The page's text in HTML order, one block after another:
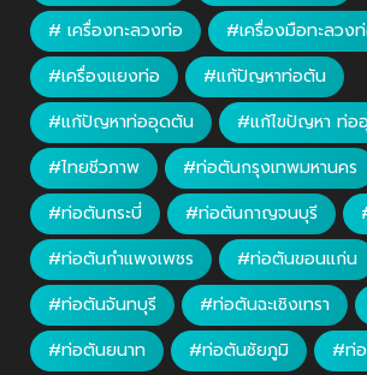
# เครื่องทะลวงท่อ
#เครื่องมือทะลวง
#เครื่องแยงท่อ
#แก้ปัญหาท่อตัน
#แก้ปัญหาท่ออุดตัน
#แก้ไขปัญหา ท่
#ไทยชีวภาพ
#ท่อตันกรุงเทพมหานคร
#ท่อตันกระบี่
#ท่อตันกาญจนบุรี
#ท่อตันกำแพงเพชร
#ท่อตันขอนแก่น
#ท่อตันจันทบุรี
#ท่อตันฉะเชิงเทรา
#ท่อตันยนาท
#ท่อตันชัยภูมิ
#ท่